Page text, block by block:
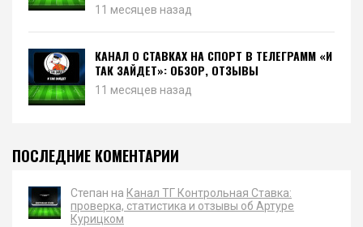
11 месяцев назад
КАНАЛ О СТАВКАХ НА СПОРТ В ТЕЛЕГРАММ «И
ТАК ЗАЙДЕТ»: ОБЗОР, ОТЗЫВЫ
11 месяцев назад
ПОСЛЕДНИЕ КОМЕНТАРИИ
Степан на Канал ТГ Контрольная Ставка:
проверка, статистика и отзывы об Артуре
Курицком